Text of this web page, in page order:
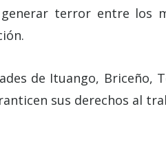
terror entre los
de Ituango, Briceño,
sus derechos al